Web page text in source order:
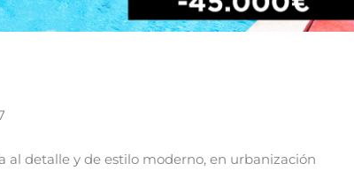
al detalle y de estilo moderno, en urbanización